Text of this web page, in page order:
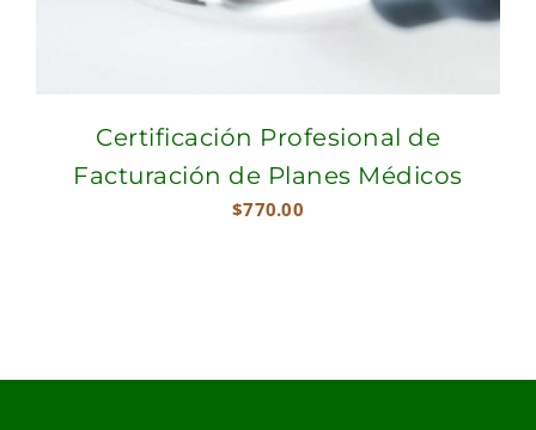
Certificación Profesional de
Facturación de Planes Médicos
$770.00